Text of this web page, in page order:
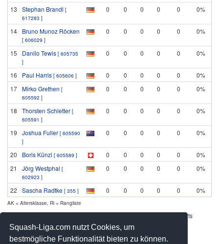
Squash-Liga.com nutzt Cookies, um
bestmögliche Funktionalität bieten zu können.
13 Stephan Brandl [
617283 ]
0 0 0 0 0 0%
14 Bruno Munoz Röcken
[ 606029 ]
0 0 0 0 0 0%
15 Danilo Tewis [ 605735
]
0 0 0 0 0 0%
16 Paul Harris [ 605606 ] 0 0 0 0 0
0%
17 Mirko Grethen [
605592 ]
0 0 0 0 0 0%
18 Thorsten Schletter [
605591 ]
0 0 0 0 0 0%
19 Joshua Fuller [ 605590
]
0 0 0 0 0 0%
20 Boris Künzi [ 605589 ] 0 0 0 0 0
0%
21
Jörg Westphal [
602923 ]
0 0 0 0 0 0%
22 Sascha Radtke [ 355 ] 0 0 0 0 0 0%
AK = Altersklasse, Rl = Rangliste
Werbung - Offizielle Pool Partner des deutschen Squashsports